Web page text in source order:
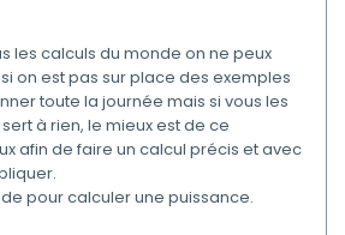
les calculs du monde on ne peux
on est pas sur place des exemples
toute la journée mais si vous les
à rien, le mieux est de ce
afin de faire un calcul précis et avec
pour calculer une puissance.